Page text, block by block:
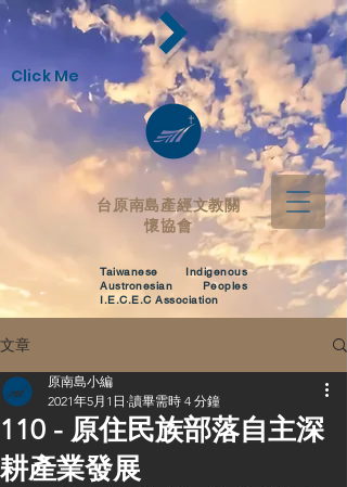
台原南島產經文教關
懷協會
Taiwanese Indigenous
Austronesian Peoples
I.E.C.E.C Association
Click Me
文章
110 - 原住民族部落自主深
耕產業發展
原南島小編
2021年5月1日 讀畢需時 4 分鐘